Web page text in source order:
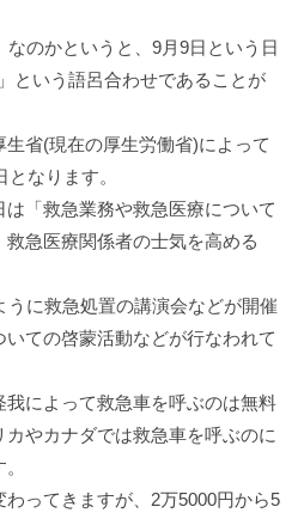
のかというと、9月9日という日
という語呂合わせであることが
生省(現在の厚生労働省)によって
なります。
「救急業務や救急医療について
急医療関係者の士気を高める
うに救急処置の講演会などが開催
ての啓蒙活動などが行なわれて
我によって救急車を呼ぶのは無料
やカナダでは救急車を呼ぶのに
ってきますが、2万5000円から5